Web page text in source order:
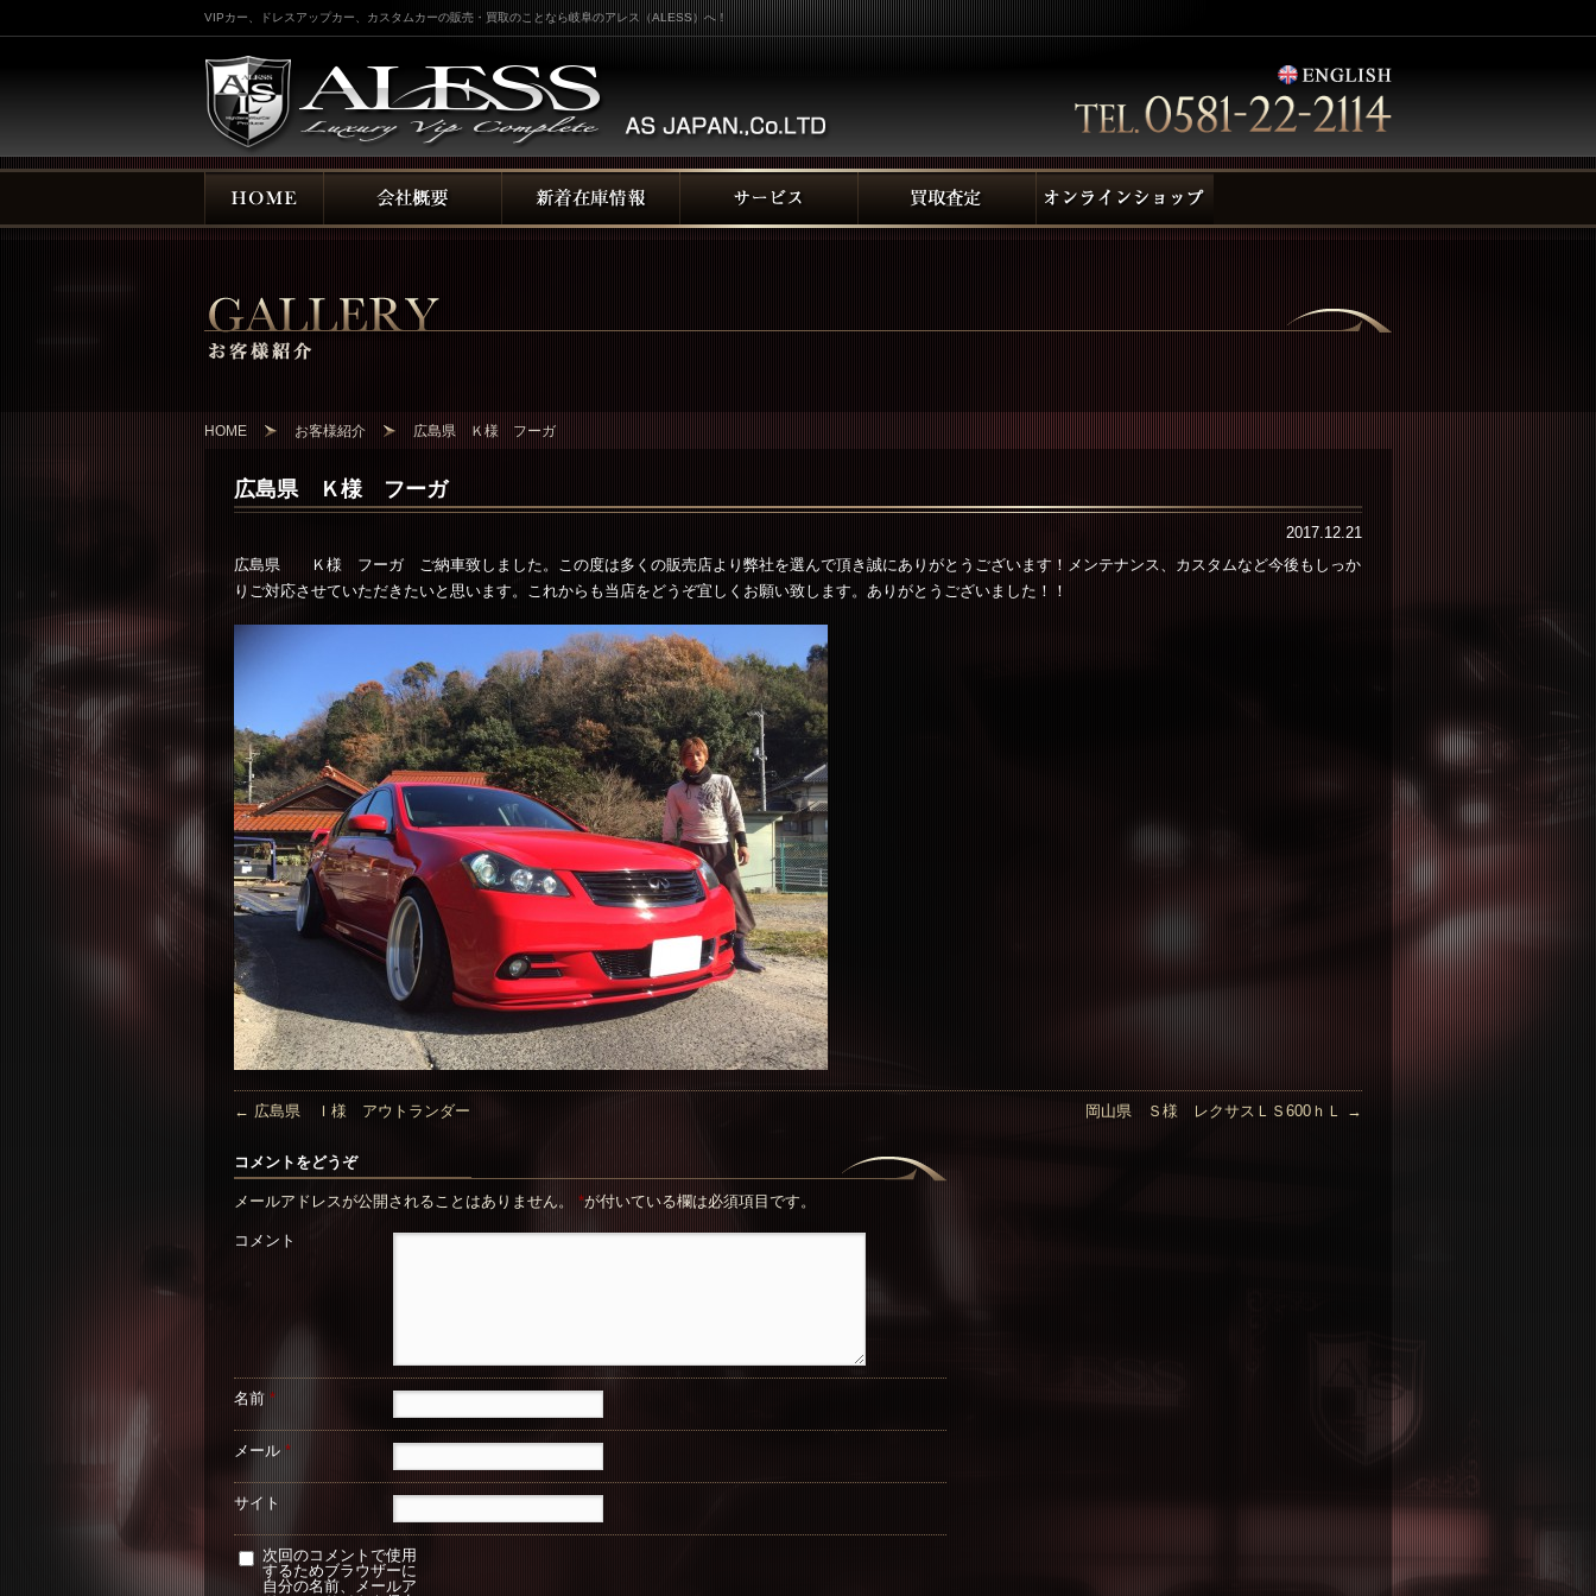
VIPカー、ドレスアップカー、カスタムカーの販売・買取のことなら岐阜のアレス（ALESS）へ！
HOME お客様紹介 広島県 Ｋ様 フーガ
広島県 Ｋ様 フーガ
2017.12.21
広島県 Ｋ様 フーガ ご納車致しました。この度は多くの販売店より弊社を選んで頂き誠にありがとうございます！メンテナンス、カスタムなど今後もしっか
りご対応させていただきたいと思います。これからも当店をどうぞ宜しくお願い致します。ありがとうございました！！
← 広島県 Ｉ様 アウトランダー 岡山県 Ｓ様 レクサスＬＳ600ｈＬ →
コメントをどうぞ
メールアドレスが公開されることはありません。 *が付いている欄は必須項目です。
コメント
名前 *
メール *
サイト
次回のコメントで使用
するためブラウザーに
自分の名前、メールア